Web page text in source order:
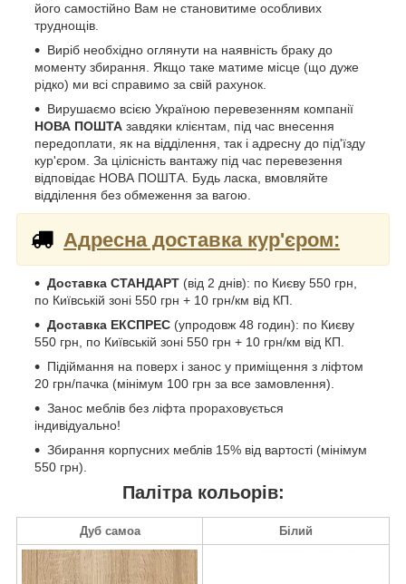
його самостійно Вам не становитиме особливих
труднощів.
Виріб необхідно оглянути на наявність браку до
моменту збирання. Якщо таке матиме місце (що дуже
рідко) ми всі справимо за свій рахунок.
Вирушаємо всією Україною перевезенням компанії
НОВА ПОШТА завдяки клієнтам, під час внесення
передоплати, як на відділення, так і адресну до під'їзду
кур'єром. За цілісність вантажу під час перевезення
відповідає НОВА ПОШТА. Будь ласка, вмовляйте
відділення без обмеження за вагою.
Адресна доставка кур'єром:
Доставка СТАНДАРТ (від 2 днів): по Києву 550 грн,
по Київській зоні 550 грн + 10 грн/км від КП.
Доставка ЕКСПРЕС (упродовж 48 годин): по Києву
550 грн, по Київській зоні 550 грн + 10 грн/км від КП.
Підіймання на поверх і занос у приміщення з ліфтом
20 грн/пачка (мінімум 100 грн за все замовлення).
Занос меблів без ліфта прораховується
індивідуально!
Збирання корпусних меблів 15% від вартості (мінімум
550 грн).
Палітра кольорів:
Дуб самоа Білий